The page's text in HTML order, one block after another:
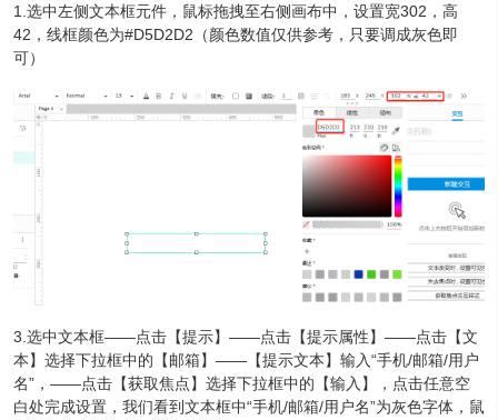
1.选中左侧文本框元件，鼠标拖拽至右侧画布中，设置宽302，高
42，线框颜色为#D5D2D2（颜色数值仅供参考，只要调成灰色即
可）
3.选中文本框——点击【提示】——点击【提示属性】——点击【文
本】选择下拉框中的【邮箱】——【提示文本】输入“手机/邮箱/用户
名”，——点击【获取焦点】选择下拉框中的【输入】，点击任意空
白处完成设置，我们看到文本框中“手机/邮箱/用户名”为灰色字体，鼠